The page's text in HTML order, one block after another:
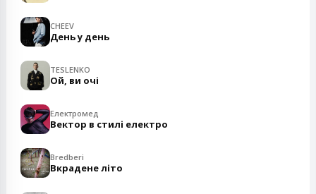
CHEEV
День у день
TESLENKO
Ой, ви очі
Електромед
Вектор в стилі електро
Bredberi
Вкрадене літо